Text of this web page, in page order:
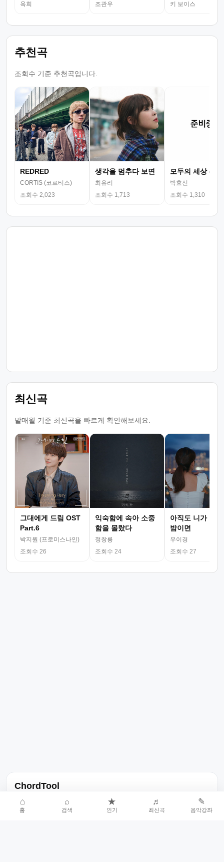
옥희 조관우 키 보이스
추천곡
조회수 기준 추천곡입니다.
REDRED
CORTIS (코르티스)
조회수 2,023
생각을 멈추다 보면
최유리
조회수 1,713
모두의 세상 (뮤
박효신
조회수 1,310
최신곡
발매월 기준 최신곡을 빠르게 확인해보세요.
그대에게 드림 OST
Part.6
박지원 (프로미스나인)
조회수 26
익숙함에 속아 소중
함을 몰랐다
정창룡
조회수 24
아직도 니가 그
밤이면
우이경
조회수 27
ChordTool
노래 가사, 곡 정보, 코드, 악보를 한곳에서 찾을 수 있는 음악 정보
서비스입니다.
⌂
홈
⌕
검색
★
인기
♬
최신곡
✎
음악강좌